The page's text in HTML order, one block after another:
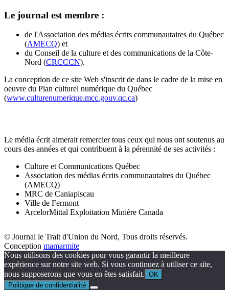
Le journal est membre :
de l'Association des médias écrits communautaires du Québec
(AMECQ) et
du Conseil de la culture et des communications de la Côte-
Nord (CRCCCN).
La conception de ce site Web s'inscrit de dans le cadre de la mise en
oeuvre du Plan culturel numérique du Québec
(www.culturenumerique.mcc.gouv.qc.ca)
Le média écrit aimerait remercier tous ceux qui nous ont soutenus au
cours des années et qui contribuent à la pérennité de ses activités :
Culture et Communications Québec
Association des médias écrits communautaires du Québec
(AMECQ)
MRC de Caniapiscau
Ville de Fermont
ArcelorMittal Exploitation Minière Canada
© Journal le Trait d'Union du Nord, Tous droits réservés.
Conception mamarmite
Nous utilisons des cookies pour vous garantir la meilleure
expérience sur notre site web. Si vous continuez à utiliser ce site,
nous supposerons que vous en êtes satisfait. OK
Politique de confidentialité